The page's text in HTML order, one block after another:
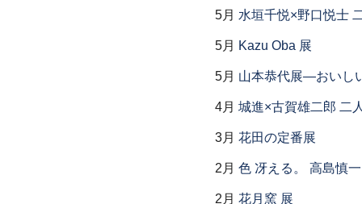
5月 水垣千悦×野口悦士
5月 Kazu Oba 展
5月 山本恭代展―おいし
4月 城進×古賀雄二郎 二
3月 花田の定番展
2月 色 冴える。 高島慎
2月 花月窯 展